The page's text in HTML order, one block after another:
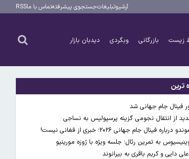
آرشیوتبلیغاتجستجوی پیشرفتهتماس با ماRSS
زیست بازرگانی وبگردی دیدبان بازار
ترین
فینال جام جهانی شد
از انتقال نجومی گزینه پرسپولیس به نساجی
فینال جام جهانی ۲۰۲۶؛ خبری از فغانی نیست!
به تمرین رئال؛ جلسه ویژه با ژوزه مورینیو
دایی و کریم باقری به بیرانوند